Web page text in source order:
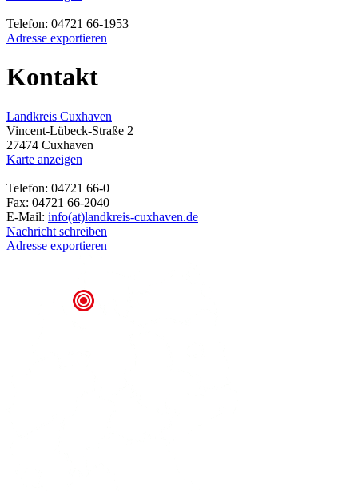
Telefon: 04721 66-1953
Adresse exportieren
Kontakt
Landkreis Cuxhaven
Vincent-Lübeck-Straße 2
27474 Cuxhaven
Karte anzeigen
Telefon: 04721 66-0
Fax: 04721 66-2040
E-Mail: info(at)landkreis-cuxhaven.de
Nachricht schreiben
Adresse exportieren